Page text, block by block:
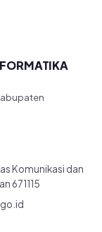
Komunikasi dan
671115